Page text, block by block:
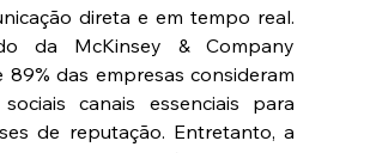
direta e em tempo real.
da McKinsey & Company
89% das empresas consideram
canais essenciais para
de reputação. Entretanto, a